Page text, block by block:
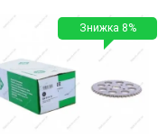
Знижка 8%